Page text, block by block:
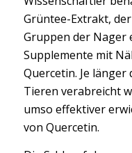
Grüntee-Extrakt,
Gruppen der Nager
Supplemente mit
Quercetin. Je
Tieren verabreicht
umso effektiver
von Quercetin.